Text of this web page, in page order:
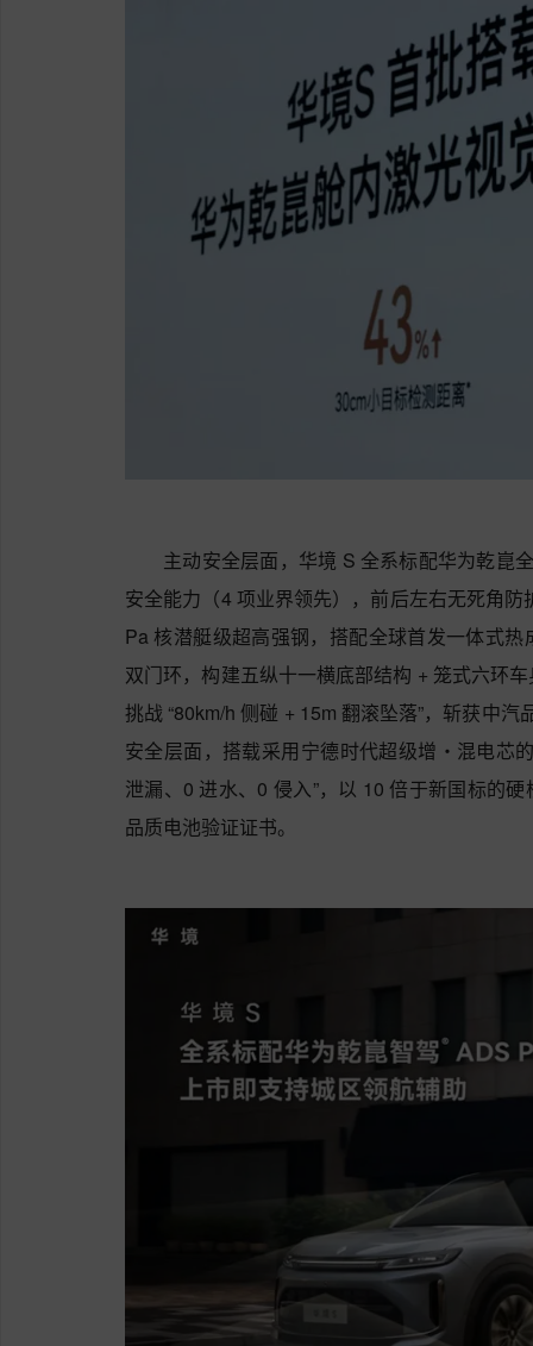
主动安全层面，华境 S 全系标配华为乾崑
安全能力（4 项业界领先），前后左右无死角
Pa 核潜艇级超高强钢，搭配全球首发一体式
双门环，构建五纵十一横底部结构 + 笼式六环
挑战 “80km/h 侧碰 + 15m 翻滚坠落”，斩获中
安全层面，搭载采用宁德时代超级增・混电芯
泄漏、0 进水、0 侵入”，以 10 倍于新国标的
品质电池验证证书。